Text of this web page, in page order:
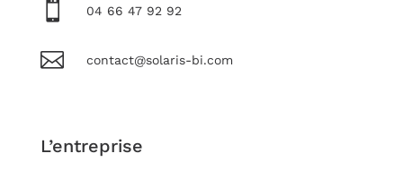
 04 66 47 92 92
 contact@solaris-bi.com
L’entreprise